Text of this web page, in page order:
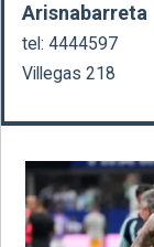
Arisnabarreta
tel: 4444597
Villegas 218